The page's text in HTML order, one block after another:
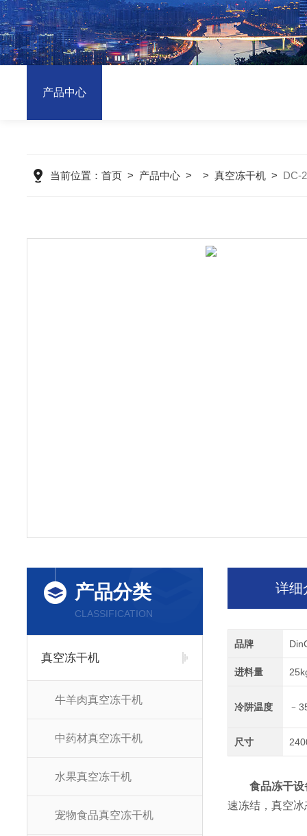
产品中心
当前位置： 首页 > 产品中心 > > 真空冻干机 > DC-
产品分类
CLASSIFICATION
真空冻干机
牛羊肉真空冻干机
中药材真空冻干机
水果真空冻干机
宠物食品真空冻干机
详细
品牌
进料量
冷阱温度
尺寸
食品冻干设
速冻结，真空